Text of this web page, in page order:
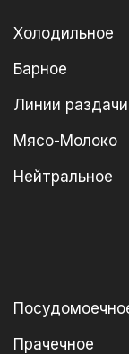
Холодильное
Барное
Линии раздачи
Мясо-Молоко
Нейтральное
Прачечное